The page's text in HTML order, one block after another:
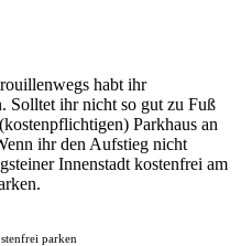
habt ihr
Solltet ihr nicht so gut zu Fuß
Parkhaus an
ihr den Aufstieg nicht
Innenstadt kostenfrei am
parken